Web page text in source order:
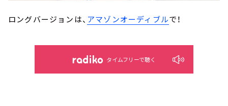
ロングバージョンは、 アマゾンオーディブルで！
タイムフリーで聴く